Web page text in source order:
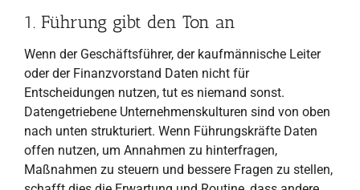
1. Führung gibt den Ton an
Wenn der Geschäftsführer, der kaufmännische Leiter
oder der Finanzvorstand Daten nicht für
Entscheidungen nutzen, tut es niemand sonst.
Datengetriebene Unternehmenskulturen sind von oben
nach unten strukturiert. Wenn Führungskräfte Daten
offen nutzen, um Annahmen zu hinterfragen,
Maßnahmen zu steuern und bessere Fragen zu stellen,